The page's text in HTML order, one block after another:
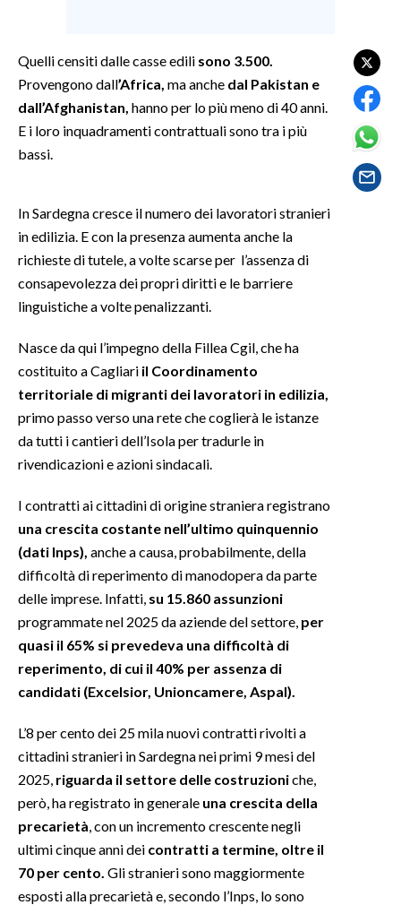
SALUTE
SARDEGNA TURISMO
EVENTI
#CARAUNIONE
3 MINUTI CON
INSULARITÀ
INFO AZIENDE
ABBONATI
PUBBLICITÀ
SPIAGGE
STORE
Quelli censiti dalle casse edili sono 3.500.
Provengono dall’Africa, ma anche dal Pakistan e
dall’Afghanistan, hanno per lo più meno di 40 anni.
E i loro inquadramenti contrattuali sono tra i più
bassi.
In Sardegna cresce il numero dei lavoratori stranieri
in edilizia. E con la presenza aumenta anche la
richieste di tutele, a volte scarse per l’assenza di
consapevolezza dei propri diritti e le barriere
linguistiche a volte penalizzanti.
Nasce da qui l’impegno della Fillea Cgil, che ha
costituito a Cagliari il Coordinamento
territoriale di migranti dei lavoratori in edilizia,
primo passo verso una rete che coglierà le istanze
da tutti i cantieri dell’Isola per tradurle in
rivendicazioni e azioni sindacali.
I contratti ai cittadini di origine straniera registrano
una crescita costante nell’ultimo quinquennio
(dati Inps), anche a causa, probabilmente, della
difficoltà di reperimento di manodopera da parte
delle imprese. Infatti, su 15.860 assunzioni
programmate nel 2025 da aziende del settore, per
quasi il 65% si prevedeva una difficoltà di
reperimento, di cui il 40% per assenza di
candidati (Excelsior, Unioncamere, Aspal).
L’8 per cento dei 25 mila nuovi contratti rivolti a
cittadini stranieri in Sardegna nei primi 9 mesi del
2025, riguarda il settore delle costruzioniche,
però, ha registrato in generale una crescita della
precarietà , con un incremento crescente negli
ultimi cinque anni dei contratti a termine, oltre il
70 per cento. Gli stranieri sono maggiormente
esposti alla precarietà e, secondo l’Inps, lo sono